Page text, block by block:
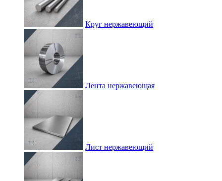
Круг нержавеющий
Лента нержавеющая
Лист нержавеющий